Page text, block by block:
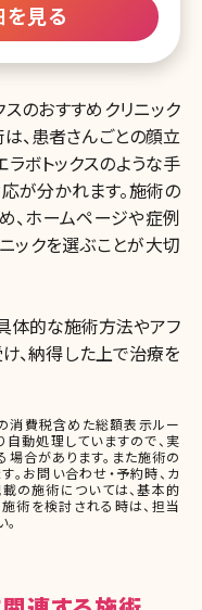
を見る
のおすすめクリニック
、患者さんごとの顔立
ボトックスのような手
が分かれます。施術の
、ホームページや症例
ックを選ぶことが大切
体的な施術方法やアフ
、納得した上で治療を
消費税含めた総額表示ルー
自動処理していますので、実
合があります。また施術の
。お問い合わせ・予約時、カ
の施術については、基本的
術を検討される時は、担当